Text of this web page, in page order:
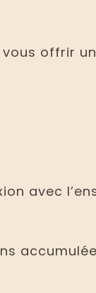
offrir
avec